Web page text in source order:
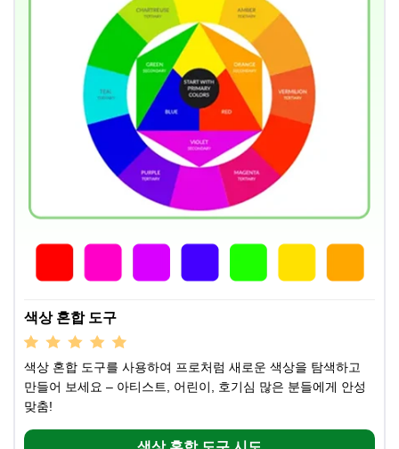
색상 혼합 도구
색상 혼합 도구를 사용하여 프로처럼 새로운 색상을 탐색하고
만들어 보세요 – 아티스트, 어린이, 호기심 많은 분들에게 안성
맞춤!